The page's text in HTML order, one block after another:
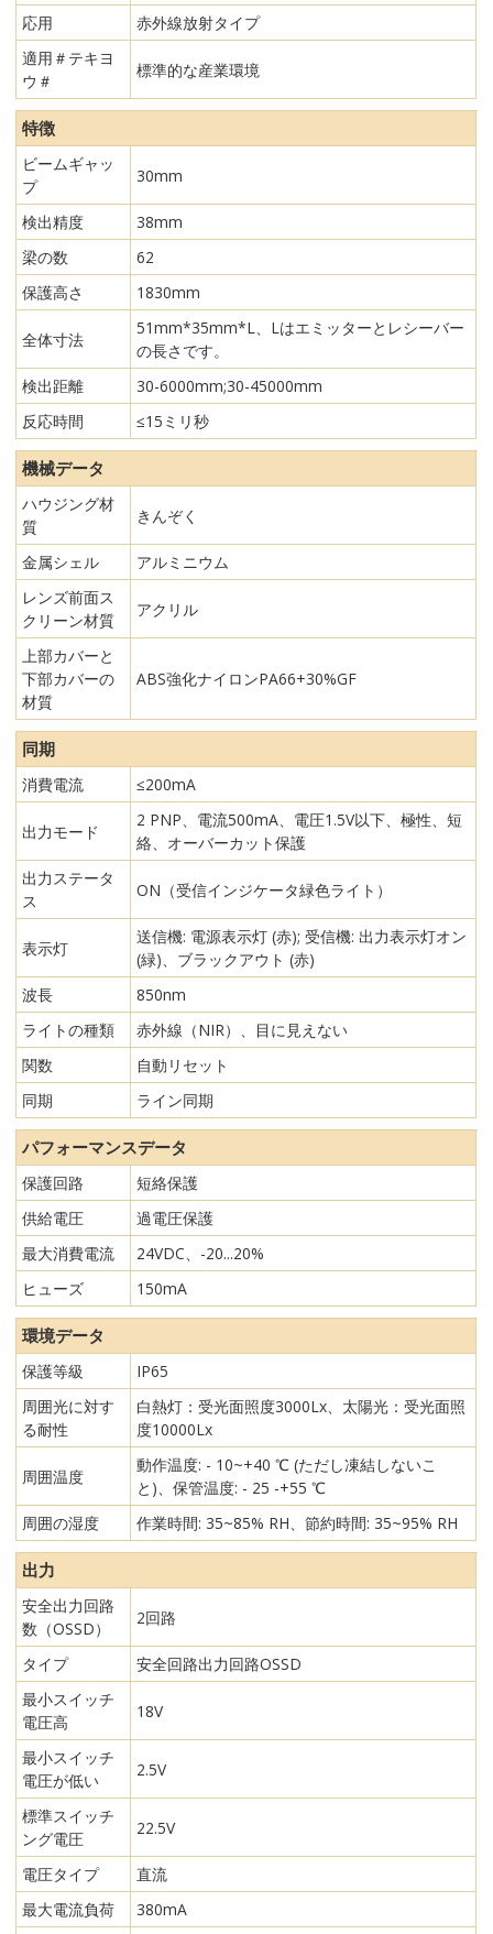
応用
赤外線放射タイプ
適用＃テキヨ
ウ＃
標準的な産業環境
特徴
ビームギャッ
プ
30mm
検出精度
38mm
梁の数
62
保護高さ
1830mm
全体寸法
51mm*35mm*L、Lはエミッターとレシーバー
の長さです。
検出距離
30-6000mm;30-45000mm
反応時間
≤15ミリ秒
機械データ
ハウジング材
質
きんぞく
金属シェル
アルミニウム
レンズ前面ス
クリーン材質
アクリル
上部カバーと
下部カバーの
材質
ABS強化ナイロンPA66+30%GF
同期
消費電流 ≤200mA
出力モード
2 PNP、電流500mA、電圧1.5V以下、極性、短
絡、オーバーカット保護
出力ステータ
ス
ON（受信インジケータ緑色ライト）
表示灯
送信機: 電源表示灯 (赤); 受信機: 出力表示灯オン
(緑)、ブラックアウト (赤)
波長
850nm
ライトの種類
赤外線（NIR）、目に見えない
関数
自動リセット
同期
ライン同期
パフォーマンスデータ
保護回路
短絡保護
供給電圧
過電圧保護
最大消費電流
24VDC、-20...20%
ヒューズ
150mA
環境データ
保護等級
IP65
周囲光に対す
る耐性
白熱灯：受光面照度3000Lx、太陽光：受光面照
度10000Lx
周囲温度
動作温度: - 10~+40 ℃ (ただし凍結しないこ
と)、保管温度: - 25 -+55 ℃
周囲の湿度
作業時間: 35~85% RH、節約時間: 35~95% RH
出力
安全出力回路
数（OSSD）
2回路
タイプ
安全回路出力回路OSSD
最小スイッチ
電圧高
18V
最小スイッチ
電圧が低い
2.5V
標準スイッチ
ング電圧
22.5V
電圧タイプ
直流
最大電流負荷
380mA